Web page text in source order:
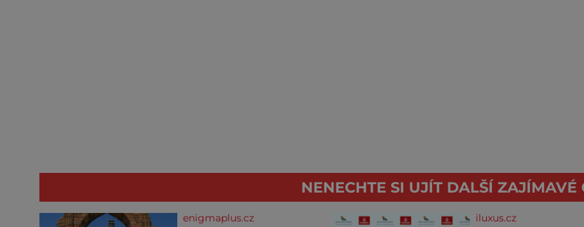
NENECHTE SI UJÍT DALŠÍ ZAJÍMAVÉ
enigmaplus.cz iluxus.cz